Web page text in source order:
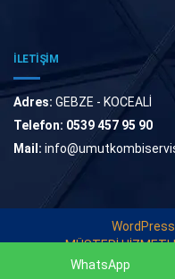
İLETİŞİM
Adres: GEBZE - KOCEALİ
Telefon: 0539 457 95 90
Mail:
WordPress
MÜŞTERİ
© 2022UMUT KOMBİ
WhatsApp